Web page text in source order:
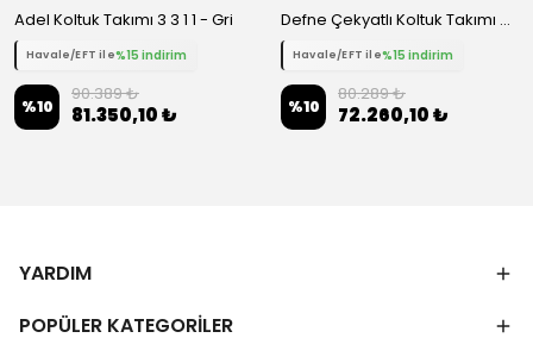
Adel Koltuk Takımı 3 3 1 1 - Gri
Havale/EFT ile%15 indirim
%10
90.389 ₺
81.350,10 ₺
Defne Çekyatlı Koltuk Takımı 3+3+1+1 - Kahverengi
Havale/EFT ile%15 indirim
%10
80.289 ₺
72.260,10 ₺
YARDIM
POPÜLER KATEGORİLER